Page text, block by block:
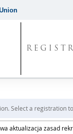
Select a registration
aktualizacja zasad